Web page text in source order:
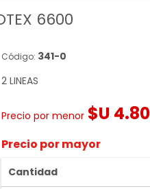
6600
Código: 341-0
2 LINEAS
Precio por menor $U
Precio por mayor
Cantidad